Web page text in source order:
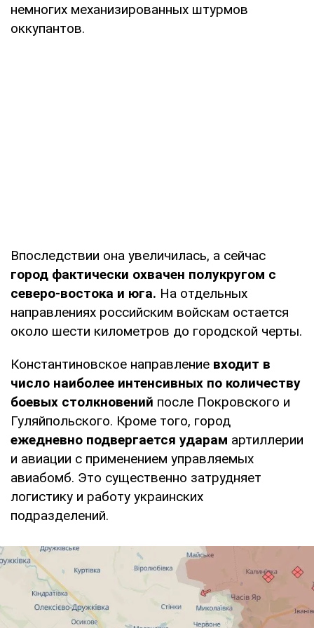
немногих механизированных штурмов
оккупантов.
Впоследствии она увеличилась, а сейчас
город фактически охвачен полукругом с
северо-востока и юга. На отдельных
направлениях российским войскам остается
около шести километров до городской черты.
Константиновское направление входит в
число наиболее интенсивных по количеству
боевых столкновений после Покровского и
Гуляйпольского. Кроме того, город
ежедневно подвергается ударам артиллерии
и авиации с применением управляемых
авиабомб. Это существенно затрудняет
логистику и работу украинских
подразделений.